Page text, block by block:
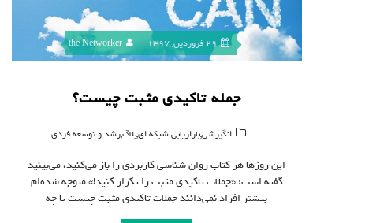
29 فروردین, 1397 the Networker
جمله تاکیدی مثبت چیست؟
انگیزشی,بازاریابی شبکه ای,بلاگ,رشد و توسعه فردی
این روزها هر کتاب روان شناسی کاربردی را باز می‌کنید، می‌بینید
گفته است: «جملات تاکیدی مثبت را تکرار کنید!» متوجه شده‌ام
بیشتر افراد نمی‌دانند جملات تاکیدی مثبت چیست یا چه